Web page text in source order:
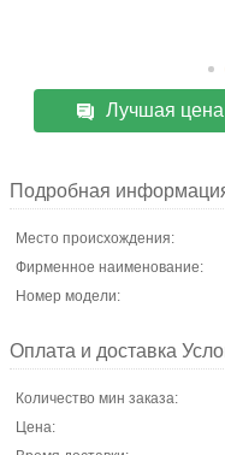
Лучшая цена
Подробная
Место происхождения:
Фирменное наименование:
Номер модели:
Оплата и доставка
Количество мин заказа:
Цена: